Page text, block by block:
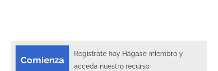
Comienza
Regístrate hoy Hágase miembro y
acceda nuestro recurso